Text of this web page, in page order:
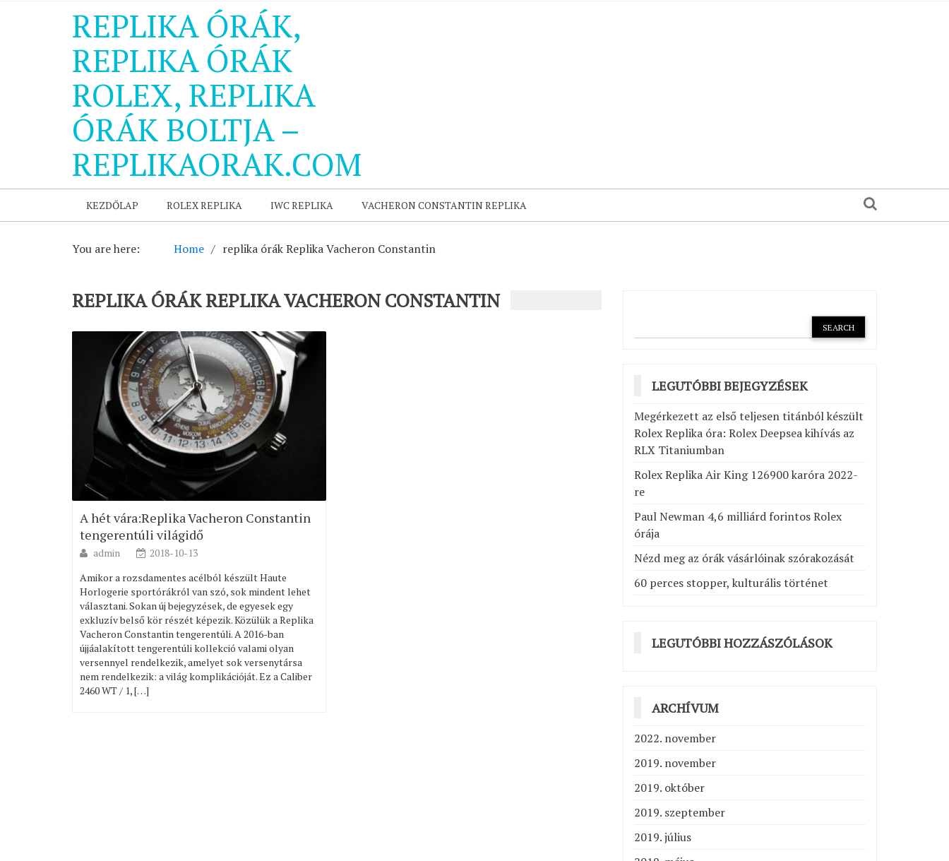
REPLIKA ÓRÁK,
REPLIKA ÓRÁK
ROLEX, REPLIKA
ÓRÁK BOLTJA –
REPLIKAORAK.COM
KEZDŐLAP ROLEX REPLIKA IWC REPLIKA VACHERON CONSTANTIN REPLIKA
You are here: Home replika órák Replika Vacheron Constantin
REPLIKA ÓRÁK REPLIKA VACHERON CONSTANTIN
A hét vára:Replika Vacheron Constantin
tengerentúli világidő
admin
2018-10-13
Amikor a rozsdamentes acélból készült Haute
Horlogerie sportórákról van szó, sok mindent lehet
választani. Sokan új bejegyzések, de egyesek egy
exkluzív belső kör részét képezik. Közülük a Replika
Vacheron Constantin tengerentúli. A 2016-ban
újjáalakított tengerentúli kollekció valami olyan
versennyel rendelkezik, amelyet sok versenytársa
nem rendelkezik: a világ komplikációját. Ez a Caliber
2460 WT / 1, […]
LEGUTÓBBI BEJEGYZÉSEK
Megérkezett az első teljesen titánból készült
Rolex Replika óra: Rolex Deepsea kihívás az
RLX Titaniumban
Rolex Replika Air King 126900 karóra 2022-
re
Paul Newman 4,6 milliárd forintos Rolex
órája
Nézd meg az órák vásárlóinak szórakozását
60 perces stopper, kulturális történet
LEGUTÓBBI HOZZÁSZÓLÁSOK
ARCHÍVUM
2022. november
2019. november
2019. október
2019. szeptember
2019. július